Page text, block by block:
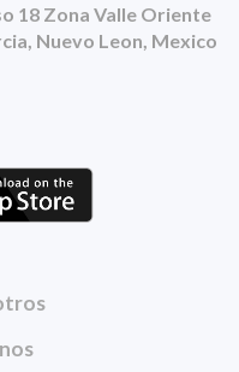
18 Zona Valle Oriente
Nuevo Leon, Mexico